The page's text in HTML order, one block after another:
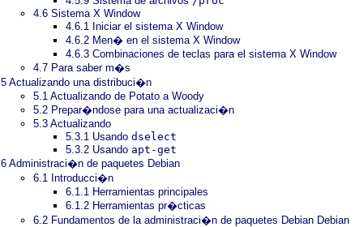
4.6 Sistema X Window
4.6.1 Iniciar el sistema X Window
4.6.2 Men� en el sistema X Window
4.6.3 Combinaciones de teclas para el sistema X Window
4.7 Para saber m�s
5 Actualizando una distribuci�n
5.1 Actualizando de Potato a Woody
5.2 Prepar�ndose para una actualizaci�n
5.3 Actualizando
5.3.1 Usando dselect
5.3.2 Usando apt-get
6 Administraci�n de paquetes Debian
6.1 Introducci�n
6.1.1 Herramientas principales
6.1.2 Herramientas pr�cticas
6.2 Fundamentos de la administraci�n de paquetes Debian Debian